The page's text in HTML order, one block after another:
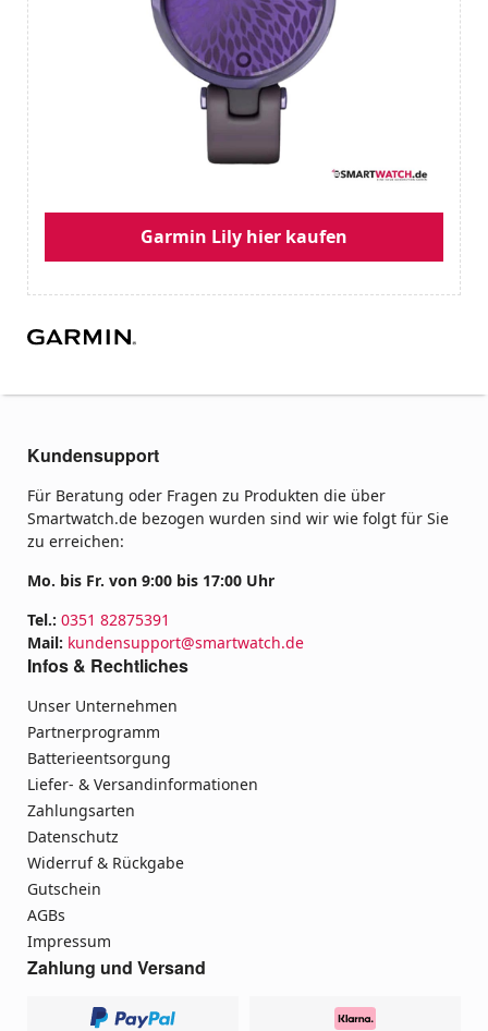
Garmin Lily hier kaufen
Kundensupport
Für Beratung oder Fragen zu Produkten die über
Smartwatch.de bezogen wurden sind wir wie folgt für Sie
zu erreichen:
Mo. bis Fr. von 9:00 bis 17:00 Uhr
Tel.: 0351 82875391
Mail: kundensupport@smartwatch.de
Infos & Rechtliches
Unser Unternehmen
Partnerprogramm
Batterieentsorgung
Liefer- & Versandinformationen
Zahlungsarten
Datenschutz
Widerruf & Rückgabe
Gutschein
AGBs
Impressum
Zahlung und Versand